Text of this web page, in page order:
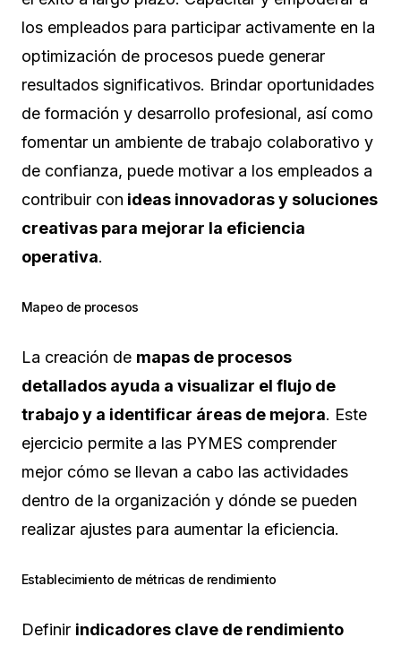
los empleados para participar activamente en la
optimización de procesos puede generar
resultados significativos. Brindar oportunidades
de formación y desarrollo profesional, así como
fomentar un ambiente de trabajo colaborativo y
de confianza, puede motivar a los empleados a
contribuir con ideas innovadoras y soluciones
creativas para mejorar la eficiencia
operativa.
Mapeo de procesos
La creación de mapas de procesos
detallados ayuda a visualizar el flujo de
trabajo y a identificar áreas de mejora. Este
ejercicio permite a las PYMES comprender
mejor cómo se llevan a cabo las actividades
dentro de la organización y dónde se pueden
realizar ajustes para aumentar la eficiencia.
Establecimiento de métricas de rendimiento
Definir indicadores clave de rendimiento